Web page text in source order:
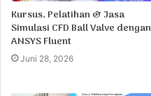
Kursus, Pelatihan & Jasa
Simulasi CFD Ball Valve dengan
ANSYS Fluent
Juni 28, 2026